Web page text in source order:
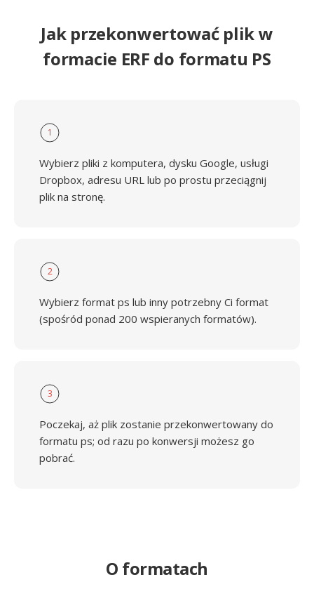
Jak przekonwertować plik w
formacie ERF do formatu PS
1
Wybierz pliki z komputera, dysku Google, usługi
Dropbox, adresu URL lub po prostu przeciągnij
plik na stronę.
2
Wybierz format ps lub inny potrzebny Ci format
(spośród ponad 200 wspieranych formatów).
3
Poczekaj, aż plik zostanie przekonwertowany do
formatu ps; od razu po konwersji możesz go
pobrać.
O formatach